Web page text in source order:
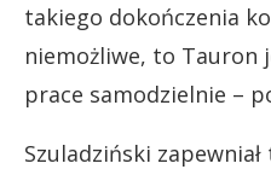
takiego dokończenia
niemożliwe, to Tauron
prace samodzielnie –
Szuladziński zapewniał